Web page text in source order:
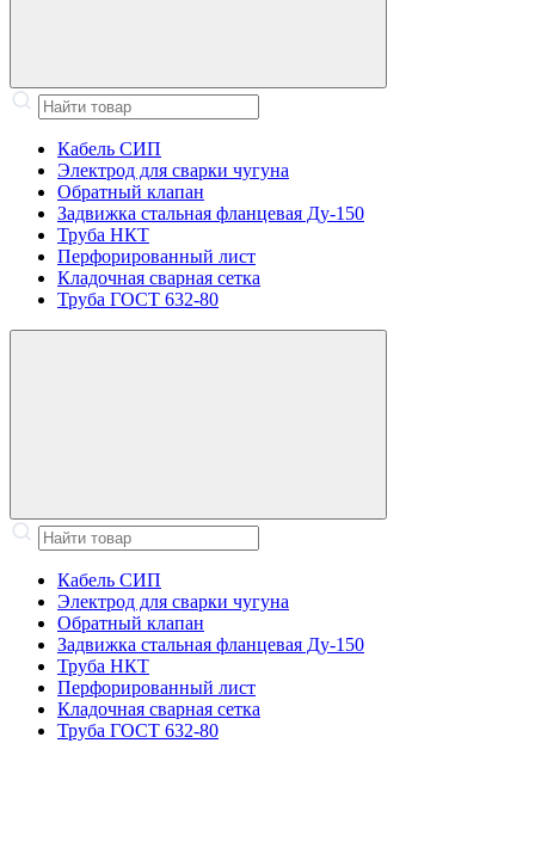
Кабель СИП
Электрод для сварки чугуна
Обратный клапан
Задвижка стальная фланцевая Ду-150
Труба НКТ
Перфорированный лист
Кладочная сварная сетка
Труба ГОСТ 632-80
Кабель СИП
Электрод для сварки чугуна
Обратный клапан
Задвижка стальная фланцевая Ду-150
Труба НКТ
Перфорированный лист
Кладочная сварная сетка
Труба ГОСТ 632-80